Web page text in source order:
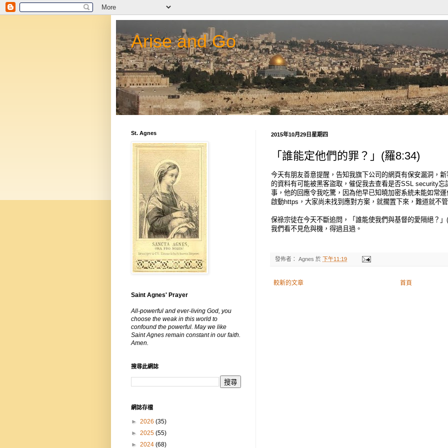
Arise and Go
2015年10月29日星期四
「誰能定他們的罪？」(羅8:34)
今天有朋友善意提醒，告知我旗下公司的網頁有保安漏洞，
的資料有可能被黑客盜取，催促我去查看是否SSL security忘
事，他的回應令我吃驚，因為他早已知曉加密系統未能如常
啟動https，大家尚未找到應對方案，就擱置下來，難道就不管
保祿宗徒在今天不斷追問，「誰能使我們與基督的愛隔絕？
我們看不見危與機，得過且過。
發佈者： Agnes 於 下午11:19
較新的文章 首頁
St. Agnes
Saint Agnes' Prayer
All-powerful and ever-living God, you
choose the weak in this world to
confound the powerful. May we like
Saint Agnes remain constant in our faith.
Amen.
搜尋此網誌
網誌存檔
► 2026 (35)
► 2025 (55)
► 2024 (68)